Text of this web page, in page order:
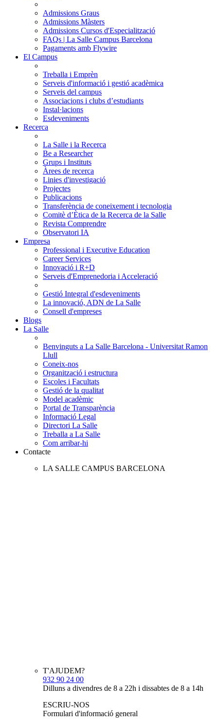
Admissions Graus
Admissions Màsters
Admissions Cursos d'Especialització
FAQs | La Salle Campus Barcelona
Pagaments amb Flywire
El Campus
Treballa i Emprèn
Serveis d'informació i gestió acadèmica
Serveis del campus
Associacions i clubs d’estudiants
Instal·lacions
Esdeveniments
Recerca
La Salle i la Recerca
Be a Researcher
Grups i Instituts
Àrees de recerca
Linies d'investigació
Projectes
Publicacions
Transferència de coneixement i tecnologia
Comitè d’Ètica de la Recerca de la Salle
Revista Comprendre
Observatori IA
Empresa
Professional i Executive Education
Career Services
Innovació i R+D
Serveis d'Emprenedoria i Acceleració
Gestió Integral d'esdeveniments
La innovació, ADN de La Salle
Consell d'empreses
Blogs
La Salle
Benvinguts a La Salle Barcelona - Universitat Ramon
Llull
Coneix-nos
Organització i estructura
Escoles i Facultats
Gestió de la qualitat
Model acadèmic
Portal de Transparència
Informació Legal
Directori La Salle
Treballa a La Salle
Com arribar-hi
Contacte
LA SALLE CAMPUS BARCELONA
T'AJUDEM?
932 90 24 00
Dilluns a divendres de 8 a 22h i dissabtes de 8 a 14h
ESCRIU-NOS
Formulari d'informació general